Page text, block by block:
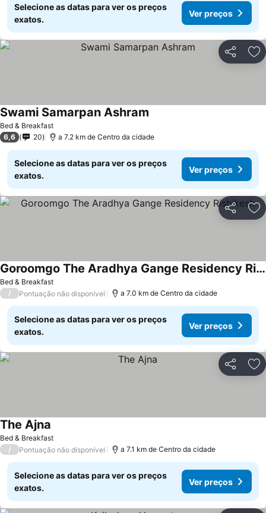
Selecione as datas para ver os preços
exatos.
Ver preços
Partilhar
Bed & Breakfast
Swami Samarpan Ashram
6,6 20 a 7.2 km de Centro da cidade
Selecione as datas para ver os preços
exatos.
Ver preços
Partilhar
Bed & Breakfast
Goroomgo The Aradhya Gange Residency Rishikesh
/ Pontuação não disponível a 7.0 km de Centro da cidade
Selecione as datas para ver os preços
exatos.
Ver preços
Partilhar
Bed & Breakfast
The Ajna
/ Pontuação não disponível a 7.1 km de Centro da cidade
Selecione as datas para ver os preços
exatos.
Ver preços